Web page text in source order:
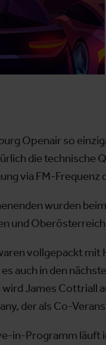
Openair so
die technische
via FM-Frequenz
wurden
und
vollgepackt
auch in den
James Cottriall
der als Co-
in-Programm